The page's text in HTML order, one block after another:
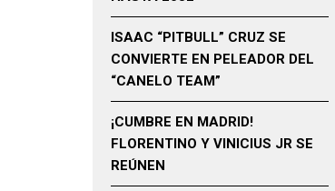
ISAAC “PITBULL” CRUZ SE
CONVIERTE EN PELEADOR DEL
“CANELO TEAM”
¡CUMBRE EN MADRID!
FLORENTINO Y VINICIUS JR SE
REÚNEN